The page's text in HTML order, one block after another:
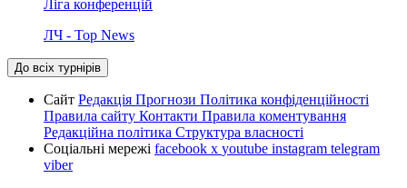
Ліга конференцій
ЛЧ - Top News
До всіх турнірів
Сайт Редакція Прогнози Політика конфіденційності
Правила сайту Контакти Правила коментування
Редакційна політика Структура власності
Соціальні мережі facebook x youtube instagram telegram
viber